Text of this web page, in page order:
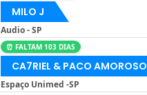
MILO J
Audio - SP
⏰ FALTAM 103 DIAS
CA7RIEL & PACO AMOROSO
Espaço Unimed -SP